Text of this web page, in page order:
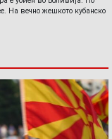
На вечно жешкото кубанско